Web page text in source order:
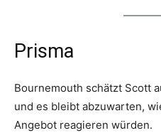
Prisma
Bournemouth schätzt Scott
und es bleibt abzuwarten,
Angebot reagieren würden.